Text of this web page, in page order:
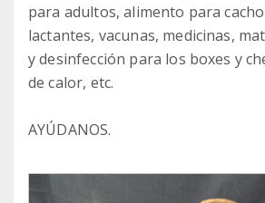
para adultos, alimento para
lactantes, vacunas, medicinas,
y desinfección para los boxes y
de calor, etc.
AYÚDANOS.